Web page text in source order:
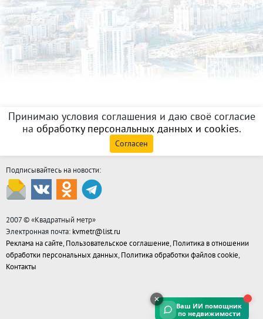
Принимаю условия соглашения и даю своё согласие
на обработку персональных данных и cookies.
Согласен
Подписывайтесь на новости:
2007 © «Квадратный метр»
Электронная почта: kvmetr@list.ru
Реклама на сайте, Пользовательское соглашение, Политика в отношении
обработки персональных данных, Политика обработки файлов cookie,
Контакты
Ваш ИИ помощник
по недвижимости